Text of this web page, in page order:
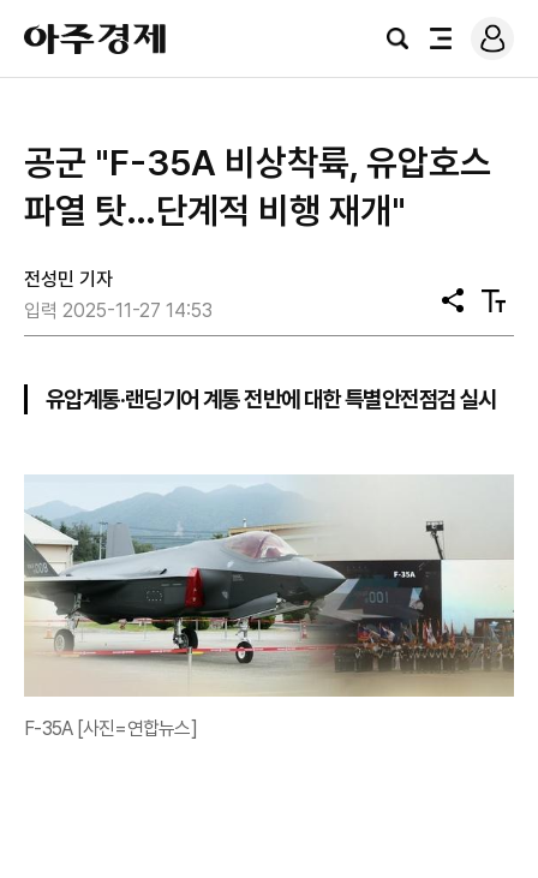
아
주
경
검
전
로
그
공군 "F-35A 비상착륙, 유압호스
파열 탓…단계적 비행 재개"
전성민 기자
입력 2025-11-27 14:53
공
유
텍
스
기
유압계통·랜딩기어 계통 전반에 대한 특별안전점검 실시
F-35A [사진=연합뉴스]